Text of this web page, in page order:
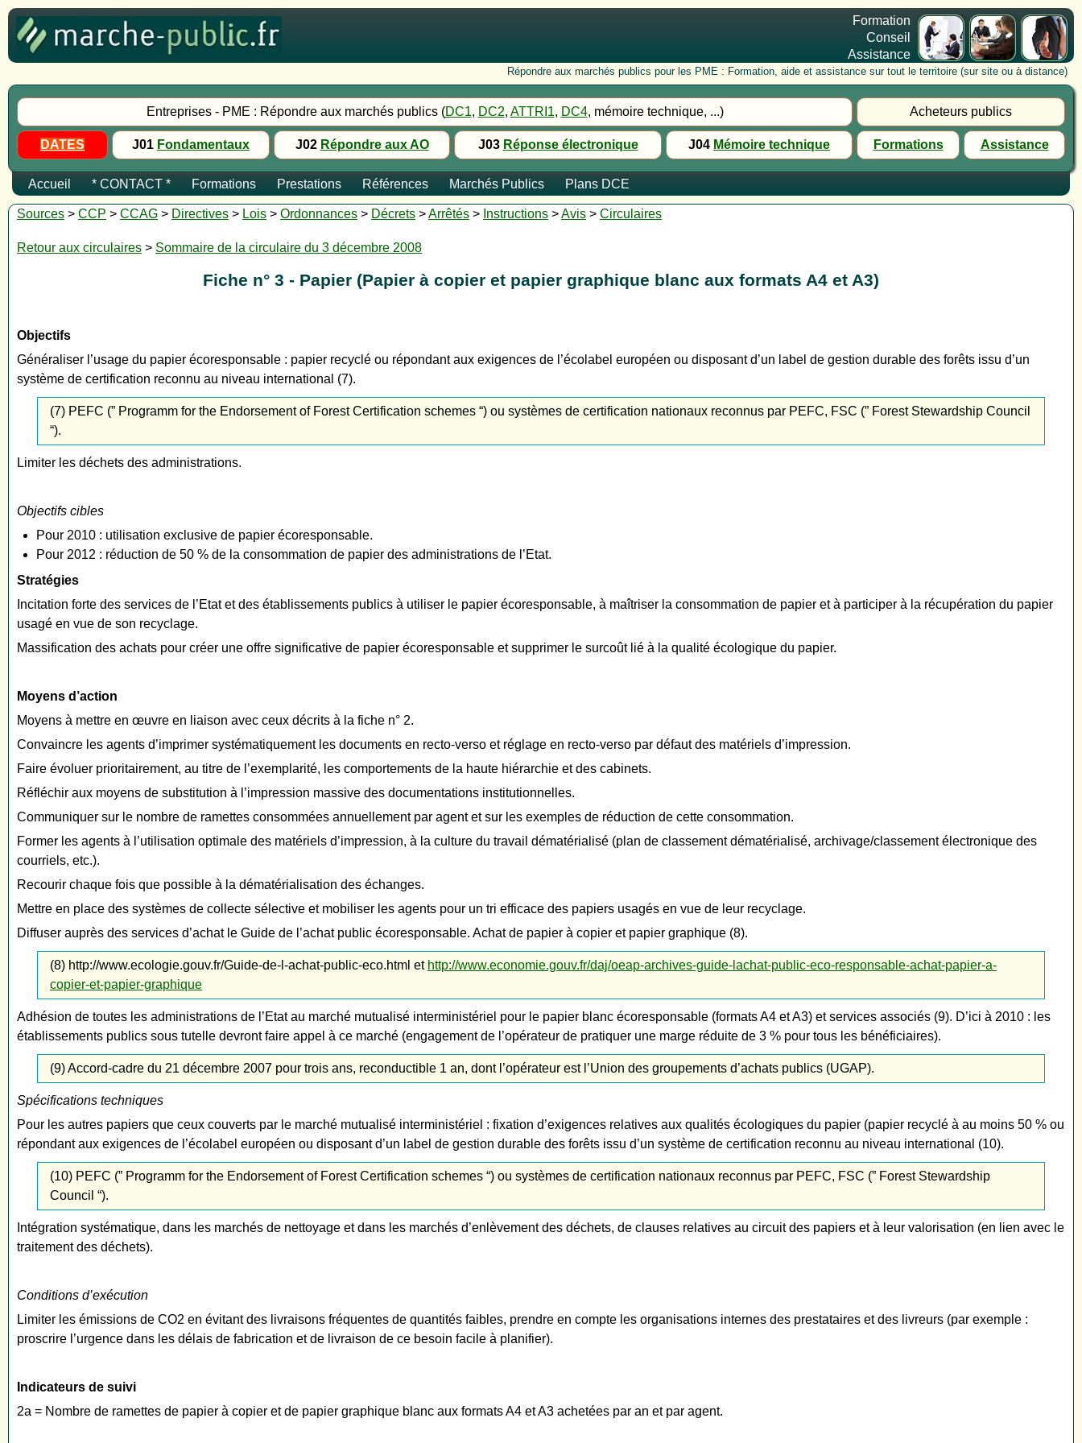
Formation
Conseil
Assistance
Répondre aux marchés publics pour les PME : Formation, aide et assistance sur tout le territoire (sur site ou à distance)
Entreprises - PME : Répondre aux marchés publics (DC1, DC2, ATTRI1, DC4, mémoire technique, ...) Acheteurs publics
DATES J01 Fondamentaux J02 Répondre aux AO J03 Réponse électronique J04 Mémoire technique Formations Assistance
Accueil * CONTACT * Formations Prestations Références Marchés Publics Plans DCE
Sources > CCP > CCAG > Directives > Lois > Ordonnances > Décrets >Arrêtés > Instructions >Avis > Circulaires
Retour aux circulaires > Sommaire de la circulaire du 3 décembre 2008
Fiche n° 3 - Papier (Papier à copier et papier graphique blanc aux formats A4 et A3)
Objectifs
Généraliser l’usage du papier écoresponsable : papier recyclé ou répondant aux exigences de l’écolabel européen ou disposant d’un label de gestion durable des forêts issu d’un
système de certification reconnu au niveau international (7).
(7) PEFC (” Programm for the Endorsement of Forest Certification schemes “) ou systèmes de certification nationaux reconnus par PEFC, FSC (” Forest Stewardship Council
“).
Limiter les déchets des administrations.
Objectifs cibles
Pour 2010 : utilisation exclusive de papier écoresponsable.
Pour 2012 : réduction de 50 % de la consommation de papier des administrations de l’Etat.
Stratégies
Incitation forte des services de l’Etat et des établissements publics à utiliser le papier écoresponsable, à maîtriser la consommation de papier et à participer à la récupération du papier
usagé en vue de son recyclage.
Massification des achats pour créer une offre significative de papier écoresponsable et supprimer le surcoût lié à la qualité écologique du papier.
Moyens d’action
Moyens à mettre en œuvre en liaison avec ceux décrits à la fiche n° 2.
Convaincre les agents d’imprimer systématiquement les documents en recto-verso et réglage en recto-verso par défaut des matériels d’impression.
Faire évoluer prioritairement, au titre de l’exemplarité, les comportements de la haute hiérarchie et des cabinets.
Réfléchir aux moyens de substitution à l’impression massive des documentations institutionnelles.
Communiquer sur le nombre de ramettes consommées annuellement par agent et sur les exemples de réduction de cette consommation.
Former les agents à l’utilisation optimale des matériels d’impression, à la culture du travail dématérialisé (plan de classement dématérialisé, archivage/classement électronique des
courriels, etc.).
Recourir chaque fois que possible à la dématérialisation des échanges.
Mettre en place des systèmes de collecte sélective et mobiliser les agents pour un tri efficace des papiers usagés en vue de leur recyclage.
Diffuser auprès des services d’achat le Guide de l’achat public écoresponsable. Achat de papier à copier et papier graphique (8).
(8) http://www.ecologie.gouv.fr/Guide-de-l-achat-public-eco.html et http://www.economie.gouv.fr/daj/oeap-archives-guide-lachat-public-eco-responsable-achat-papier-a-
copier-et-papier-graphique
Adhésion de toutes les administrations de l’Etat au marché mutualisé interministériel pour le papier blanc écoresponsable (formats A4 et A3) et services associés (9). D’ici à 2010 : les
établissements publics sous tutelle devront faire appel à ce marché (engagement de l’opérateur de pratiquer une marge réduite de 3 % pour tous les bénéficiaires).
(9) Accord-cadre du 21 décembre 2007 pour trois ans, reconductible 1 an, dont l’opérateur est l’Union des groupements d’achats publics (UGAP).
Spécifications techniques
Pour les autres papiers que ceux couverts par le marché mutualisé interministériel : fixation d’exigences relatives aux qualités écologiques du papier (papier recyclé à au moins 50 % ou
répondant aux exigences de l’écolabel européen ou disposant d’un label de gestion durable des forêts issu d’un système de certification reconnu au niveau international (10).
(10) PEFC (” Programm for the Endorsement of Forest Certification schemes “) ou systèmes de certification nationaux reconnus par PEFC, FSC (” Forest Stewardship
Council “).
Intégration systématique, dans les marchés de nettoyage et dans les marchés d’enlèvement des déchets, de clauses relatives au circuit des papiers et à leur valorisation (en lien avec le
traitement des déchets).
Conditions d’exécution
Limiter les émissions de CO2 en évitant des livraisons fréquentes de quantités faibles, prendre en compte les organisations internes des prestataires et des livreurs (par exemple :
proscrire l’urgence dans les délais de fabrication et de livraison de ce besoin facile à planifier).
Indicateurs de suivi
2a = Nombre de ramettes de papier à copier et de papier graphique blanc aux formats A4 et A3 achetées par an et par agent.